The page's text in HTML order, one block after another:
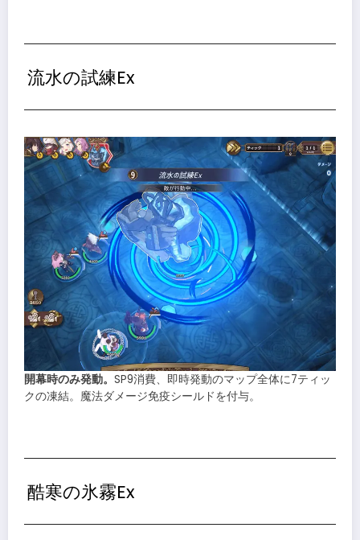
流水の試練Ex
開幕時のみ発動。 SP9消費、即時発動のマップ全体に7ティッ
クの凍結。魔法ダメージ免疫シールドを付与。
酷寒の氷霧Ex